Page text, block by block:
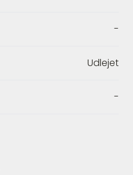
-
Udlejet
-